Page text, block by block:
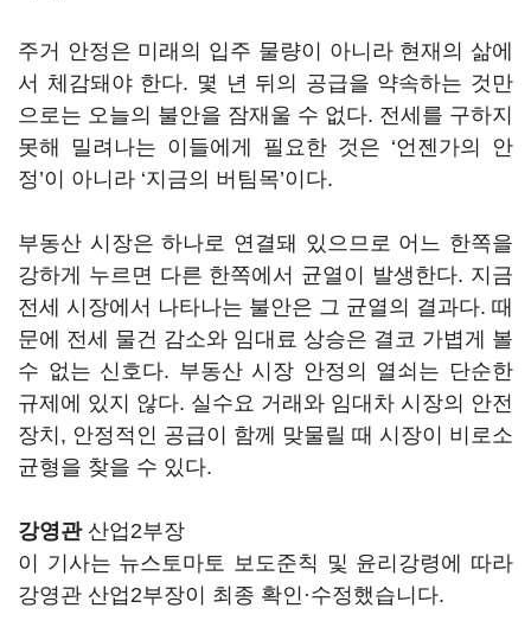
주거 안정은 미래의 입주 물량이 아니라 현재의 삶에
서 체감돼야 한다. 몇 년 뒤의 공급을 약속하는 것만
으로는 오늘의 불안을 잠재울 수 없다. 전세를 구하지
못해 밀려나는 이들에게 필요한 것은 ‘언젠가의 안
정’이 아니라 ‘지금의 버팀목’이다.
부동산 시장은 하나로 연결돼 있으므로 어느 한쪽을
강하게 누르면 다른 한쪽에서 균열이 발생한다. 지금
전세 시장에서 나타나는 불안은 그 균열의 결과다. 때
문에 전세 물건 감소와 임대료 상승은 결코 가볍게 볼
수 없는 신호다. 부동산 시장 안정의 열쇠는 단순한
규제에 있지 않다. 실수요 거래와 임대차 시장의 안전
장치, 안정적인 공급이 함께 맞물릴 때 시장이 비로소
균형을 찾을 수 있다.
강영관산업2부장
이 기사는 뉴스토마토 보도준칙 및 윤리강령에 따라
강영관 산업2부장이 최종 확인·수정했습니다.